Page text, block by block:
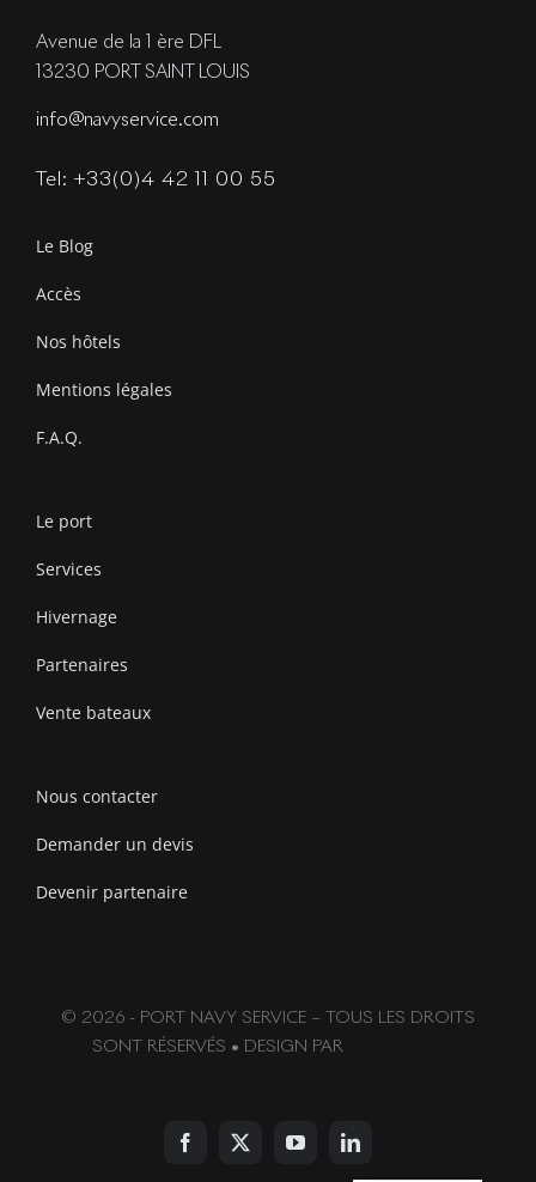
Avenue de la 1 ère DFL
13230 PORT SAINT LOUIS
info@navyservice.com
Tel: +33(0)4 42 11 00 55
Le Blog
Accès
Nos hôtels
Mentions légales
F.A.Q.
Le port
Services
Hivernage
Partenaires
Vente bateaux
Nous contacter
Demander un devis
Devenir partenaire
© 2026 - PORT NAVY SERVICE – TOUS LES DROITS
SONT RÉSERVÉS • DESIGN PAR